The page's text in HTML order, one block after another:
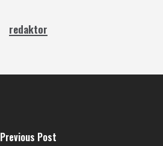
redaktor
Previous Post